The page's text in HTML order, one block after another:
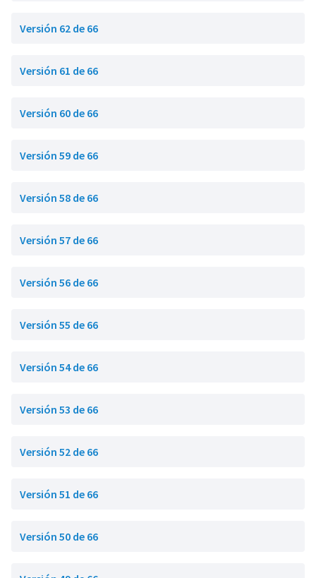
Versión 62 de 66
Versión 61 de 66
Versión 60 de 66
Versión 59 de 66
Versión 58 de 66
Versión 57 de 66
Versión 56 de 66
Versión 55 de 66
Versión 54 de 66
Versión 53 de 66
Versión 52 de 66
Versión 51 de 66
Versión 50 de 66